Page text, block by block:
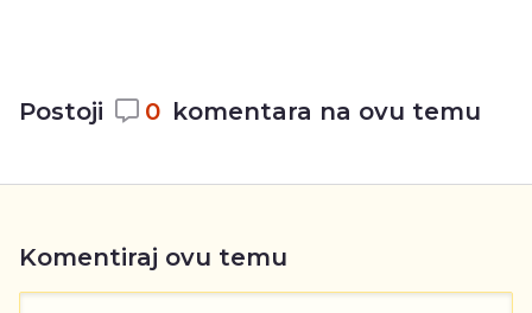
Postoji 0 komentara na ovu temu
Komentiraj ovu temu